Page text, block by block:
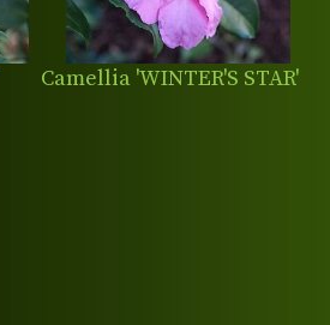
Camellia 'WINTER'S STAR'